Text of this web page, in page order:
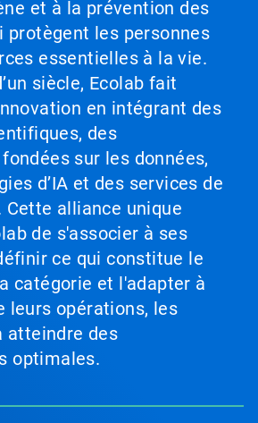
et à la prévention des
protègent les personnes
essentielles à la vie.
siècle, Ecolab fait
en intégrant des
des
sur les données,
d’IA et des services de
Cette alliance unique
de s'associer à ses
ce qui constitue le
catégorie et l'adapter à
leurs opérations, les
atteindre des
optimales.